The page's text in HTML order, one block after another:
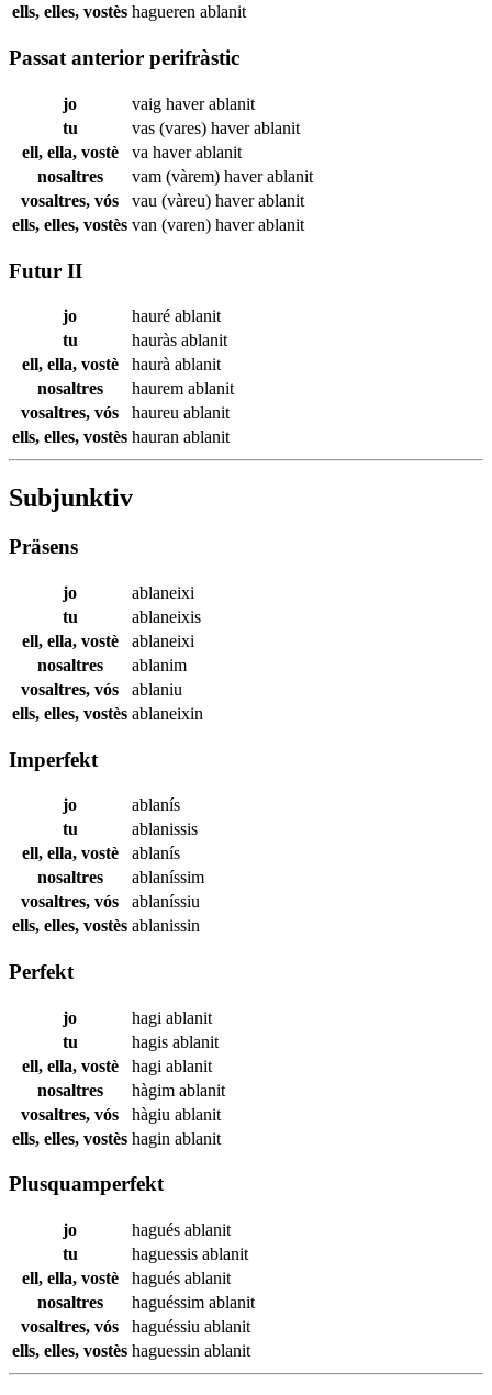
ells, elles, vostès hagueren ablanit
Passat anterior perifràstic
jo vaig haverablanit
tu
vas (vares) haverablanit
ell, ella, vostè
va haverablanit
nosaltres
vam (vàrem) haverablanit
vosaltres, vós
vau (vàreu) haverablanit
ells, elles, vostès van (varen) haverablanit
Futur II
jo hauré ablanit
tu
hauràs ablanit
ell, ella, vostè
haurà ablanit
nosaltres
haurem ablanit
vosaltres, vós
haureu ablanit
ells, elles, vostès hauran ablanit
Subjunktiv
Präsens
jo
ablaneixi
tu
ablaneixis
ell, ella, vostè
ablaneixi
nosaltres
ablanim
vosaltres, vós
ablaniu
ells, elles, vostès ablaneixin
Imperfekt
jo
ablanís
tu
ablanissis
ell, ella, vostè
ablanís
nosaltres
ablaníssim
vosaltres, vós
ablaníssiu
ells, elles, vostès ablanissin
Perfekt
jo hagi ablanit
tu
hagis ablanit
ell, ella, vostè
hagi ablanit
nosaltres
hàgim ablanit
vosaltres, vós
hàgiu ablanit
ells, elles, vostès hagin ablanit
Plusquamperfekt
jo hagués ablanit
tu
haguessis ablanit
ell, ella, vostè
hagués ablanit
nosaltres
haguéssim ablanit
vosaltres, vós
haguéssiu ablanit
ells, elles, vostès haguessin ablanit